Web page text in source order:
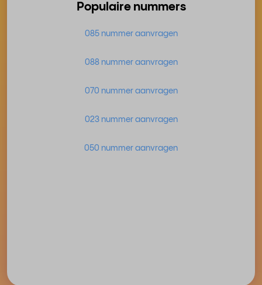
Populaire nummers
085 nummer aanvragen
088 nummer aanvragen
070 nummer aanvragen
023 nummer aanvragen
050 nummer aanvragen